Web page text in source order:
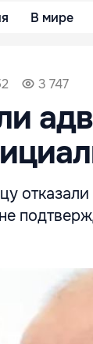
В мире
3 747